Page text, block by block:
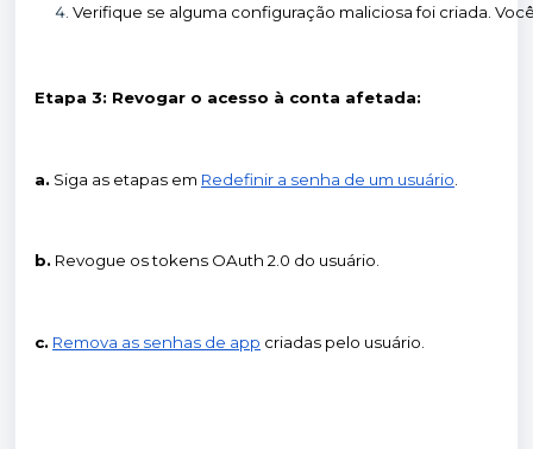
Verifique se alguma configuração maliciosa foi criada.
Etapa 3: Revogar o acesso à conta afetada:
a. Siga as etapas em Redefinir a senha de um usuário
b. Revogue os tokens OAuth 2.0 do usuário.
c. Remova as senhas de app criadas pelo usuário.